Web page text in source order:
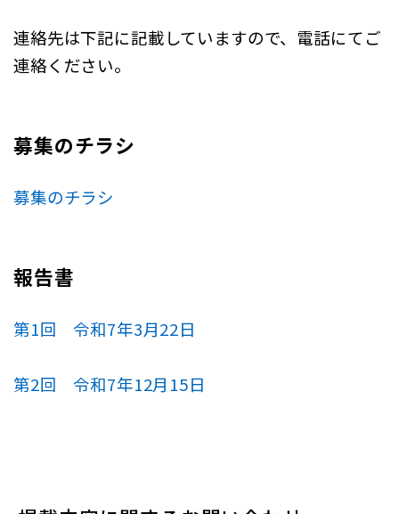
連絡先は下記に記載していますので、電話にてご
連絡ください。
募集のチラシ
募集のチラシ
報告書
第1回 令和7年3月22日
第2回 令和7年12月15日